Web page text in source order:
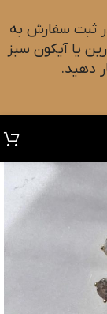
ثبت سفارش به
۰۹۰۱۸۲۷۳۷۹۸ پیام بزارین یا آیکون سبز
دهید.